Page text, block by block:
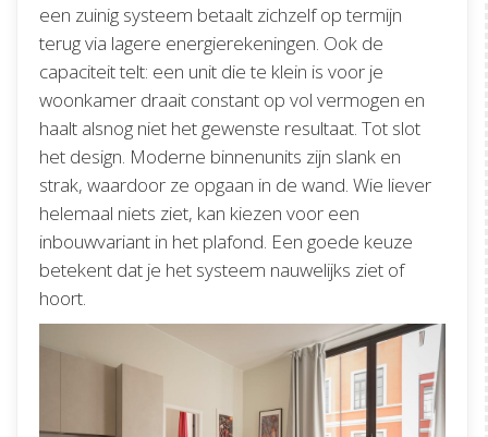
een zuinig systeem betaalt zichzelf op termijn
terug via lagere energierekeningen. Ook de
capaciteit telt: een unit die te klein is voor je
woonkamer draait constant op vol vermogen en
haalt alsnog niet het gewenste resultaat. Tot slot
het design. Moderne binnenunits zijn slank en
strak, waardoor ze opgaan in de wand. Wie liever
helemaal niets ziet, kan kiezen voor een
inbouwvariant in het plafond. Een goede keuze
betekent dat je het systeem nauwelijks ziet of
hoort.